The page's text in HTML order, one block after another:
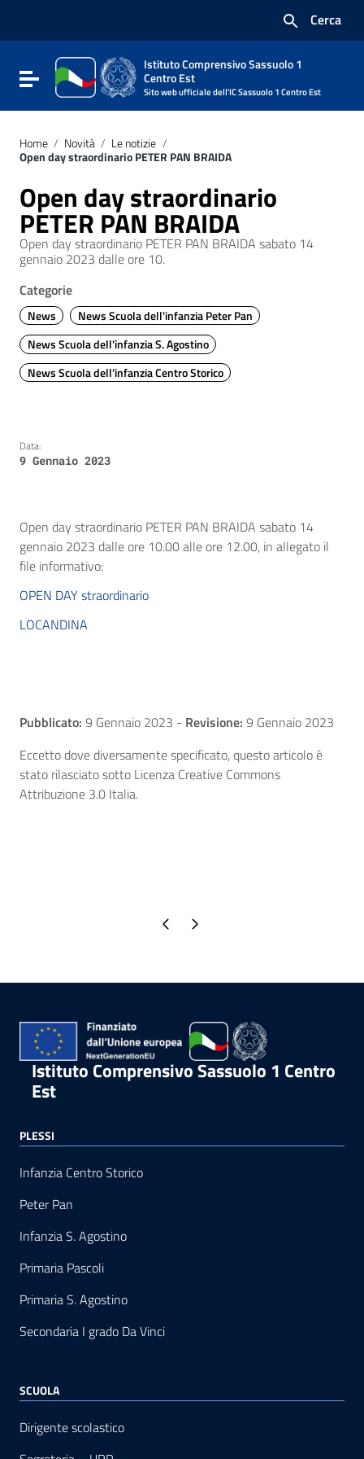
Vai al footer
Cerca
Attiva / disattiva la navigazione
Istituto Comprensivo Sassuolo 1
Centro Est
Sito web ufficiale dell'IC Sassuolo 1 Centro Est
Home / Novità / Le notizie /
Open day straordinario PETER PAN BRAIDA
Open day straordinario
PETER PAN BRAIDA
Open day straordinario PETER PAN BRAIDA sabato 14
gennaio 2023 dalle ore 10.
Categorie
News
News Scuola dell'infanzia Peter Pan
News Scuola dell'infanzia S. Agostino
News Scuola dell’infanzia Centro Storico
Data:
9 Gennaio 2023
Open day straordinario PETER PAN BRAIDA sabato 14
gennaio 2023 dalle ore 10.00 alle ore 12.00, in allegato il
file informativo:
OPEN DAY straordinario
LOCANDINA
Pubblicato: 9 Gennaio 2023 - Revisione: 9 Gennaio 2023
Eccetto dove diversamente specificato, questo articolo è
stato rilasciato sotto Licenza Creative Commons
Attribuzione 3.0 Italia.
Pagina precedente
Pagina successiva
Istituto Comprensivo Sassuolo 1 Centro
Est
PLESSI
Infanzia Centro Storico
Peter Pan
Infanzia S. Agostino
Primaria Pascoli
Primaria S. Agostino
Secondaria I grado Da Vinci
SCUOLA
Dirigente scolastico